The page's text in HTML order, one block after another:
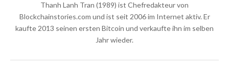
Thanh Lanh Tran (1989) ist Chefredakteur von
Blockchainstories.com und ist seit 2006 im Internet aktiv. Er
kaufte 2013 seinen ersten Bitcoin und verkaufte ihn im selben
Jahr wieder.